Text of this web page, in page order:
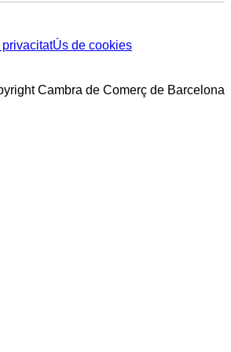
Ús de cookies
Cambra de Comerç de Barcelona